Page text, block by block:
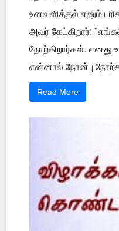
உனவளித்தல் எனும்
அவர் கேட்கிறார்:
நோற்கிறார்கள். எனது
என்னால் நோன்பு நோற்க
Read More